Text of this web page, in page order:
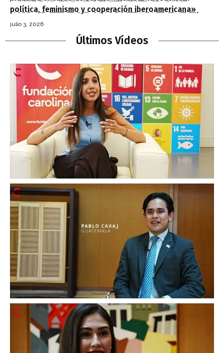
política, feminismo y cooperación iberoamericana»
julio 3, 2026
Últimos Vídeos